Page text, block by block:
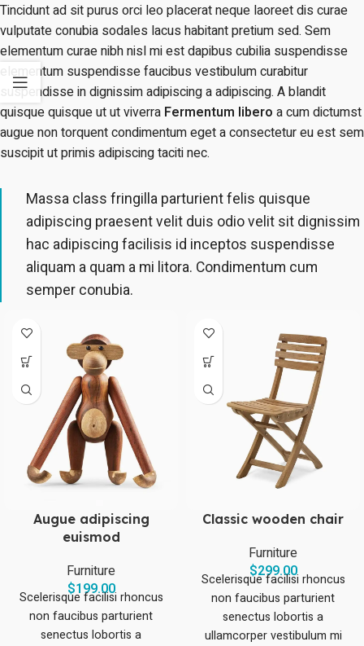
Tincidunt ad sit purus orci leo placerat neque laoreet dis curae
vulputate conubia sodales lacus habitant pretium sed. Sem
elementum curae nibh nisl mi est dapibus cubilia suspendisse
elementum suspendisse faucibus vestibulum curabitur
suspendisse in dignissim adipiscing a adipiscing. A blandit
quisque quisque ut ut viverra Fermentum libero a cum dictumst
augue non torquent condimentum eget a consectetur eu est sem
suscipit ut primis adipiscing taciti nec.
Massa class fringilla parturient felis quisque
adipiscing praesent velit duis odio velit sit dignissim
hac adipiscing facilisis id inceptos suspendisse
aliquam a quam a mi litora. Condimentum cum
semper conubia.
Augue adipiscing
euismod
Furniture
$199.00
Scelerisque facilisi rhoncus
non faucibus parturient
senectus lobortis a
Classic wooden chair
Furniture
$299.00
Scelerisque facilisi rhoncus
non faucibus parturient
senectus lobortis a
ullamcorper vestibulum mi